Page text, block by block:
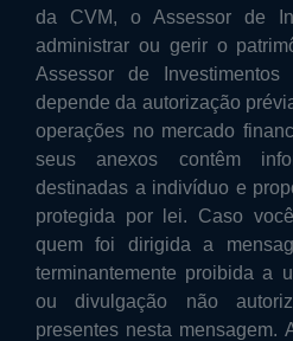
da CVM, o Assessor de
administrar ou gerir o
Assessor de
depende da autorização
operações no mercado
seus anexos contêm
destinadas a indivíduo e
protegida por lei. Caso
quem foi dirigida a
terminantemente proibida a
ou divulgação não
presentes nesta mensagem.